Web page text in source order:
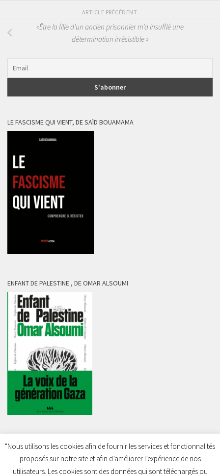
ARTICLE PRÉCÉDENT
«Être la fille d’un ancien prisonnier m’a insufflé une
détermination irrésistible »
LE FASCISME QUI VIENT, DE SAÏD BOUAMAMA
ENFANT DE PALESTINE , DE OMAR ALSOUMI
Charleroi Pour la Palestine © 2026. Tous droits réservés.
"Nous utilisons les cookies afin de fournir les services et fonctionnalités
proposés sur notre site et afin d’améliorer l’expérience de nos
utilisateurs. Les cookies sont des données qui sont téléchargés ou